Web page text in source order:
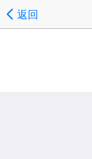
返回